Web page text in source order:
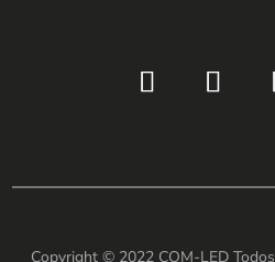
Copyright © 2022 COM-LED